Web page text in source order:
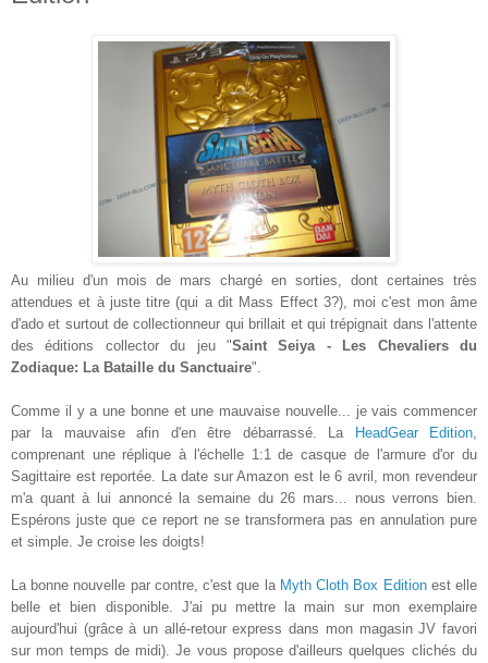
Au milieu d'un mois de mars chargé en sorties, dont certaines très
attendues et à juste titre (qui a dit Mass Effect 3?), moi c'est mon âme
d'ado et surtout de collectionneur qui brillait et qui trépignait dans l'attente
des éditions collector du jeu "Saint Seiya - Les Chevaliers du
Zodiaque: La Bataille du Sanctuaire".
Comme il y a une bonne et une mauvaise nouvelle... je vais commencer
par la mauvaise afin d'en être débarrassé. La
HeadGear Edition,
comprenant une réplique à l'échelle 1:1 de casque de l'armure d'or du
Sagittaire est reportée. La date sur Amazon est le 6 avril, mon revendeur
m'a quant à lui annoncé la semaine du 26 mars... nous verrons bien.
Espérons juste que ce report ne se transformera pas en annulation pure
et simple. Je croise les doigts!
La bonne nouvelle par contre, c'est que la Myth Cloth Box Editionest elle
belle et bien disponible. J'ai pu mettre la main sur mon exemplaire
aujourd'hui (grâce à un allé-retour express dans mon magasin JV favori
sur mon temps de midi). Je vous propose d'ailleurs quelques clichés du